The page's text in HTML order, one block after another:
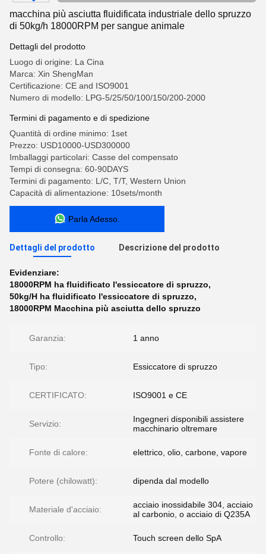
macchina più asciutta fluidificata industriale dello spruzzo
di 50kg/h 18000RPM per sangue animale
Dettagli del prodotto
Luogo di origine: La Cina
Marca: Xin ShengMan
Certificazione: CE and ISO9001
Numero di modello: LPG-5/25/50/100/150/200-2000
Termini di pagamento e di spedizione
Quantità di ordine minimo: 1set
Prezzo: USD10000-USD300000
Imballaggi particolari: Casse del compensato
Tempi di consegna: 60-90DAYS
Termini di pagamento: L/C, T/T, Western Union
Capacità di alimentazione: 10sets/month
Parla Adesso.
Dettagli del prodotto Descrizione del prodotto
Evidenziare:
18000RPM ha fluidificato l'essiccatore di spruzzo,
50kg/H ha fluidificato l'essiccatore di spruzzo,
18000RPM Macchina più asciutta dello spruzzo
Garanzia: 1 anno
Tipo: Essiccatore di spruzzo
CERTIFICATO: ISO9001 e CE
Servizio:
Ingegneri disponibili assistere
macchinario oltremare
Fonte di calore: elettrico, olio, carbone, vapore
Potere (chilowatt): dipenda dal modello
Materiale d'acciaio:
acciaio inossidabile 304, acciaio
al carbonio, o acciaio di Q235A
Controllo: Touch screen dello SpA